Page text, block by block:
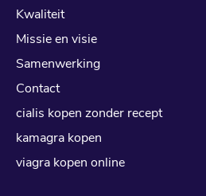
Kwaliteit
Missie en visie
Samenwerking
Contact
cialis kopen zonder recept
kamagra kopen
viagra kopen online